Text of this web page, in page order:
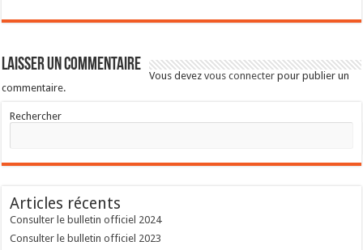
Laisser un commentaire
Vous devezvous connecter pour publier un
commentaire.
Rechercher
Articles récents
Consulter le bulletin officiel 2024
Consulter le bulletin officiel 2023